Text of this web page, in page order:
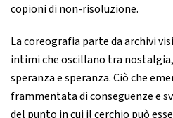
copioni di non-risoluzione.
La coreografia parte da archivi
intimi che oscillano tra
speranza e speranza. Ciò che
frammentata di conseguenze e
del punto in cui il cerchio può